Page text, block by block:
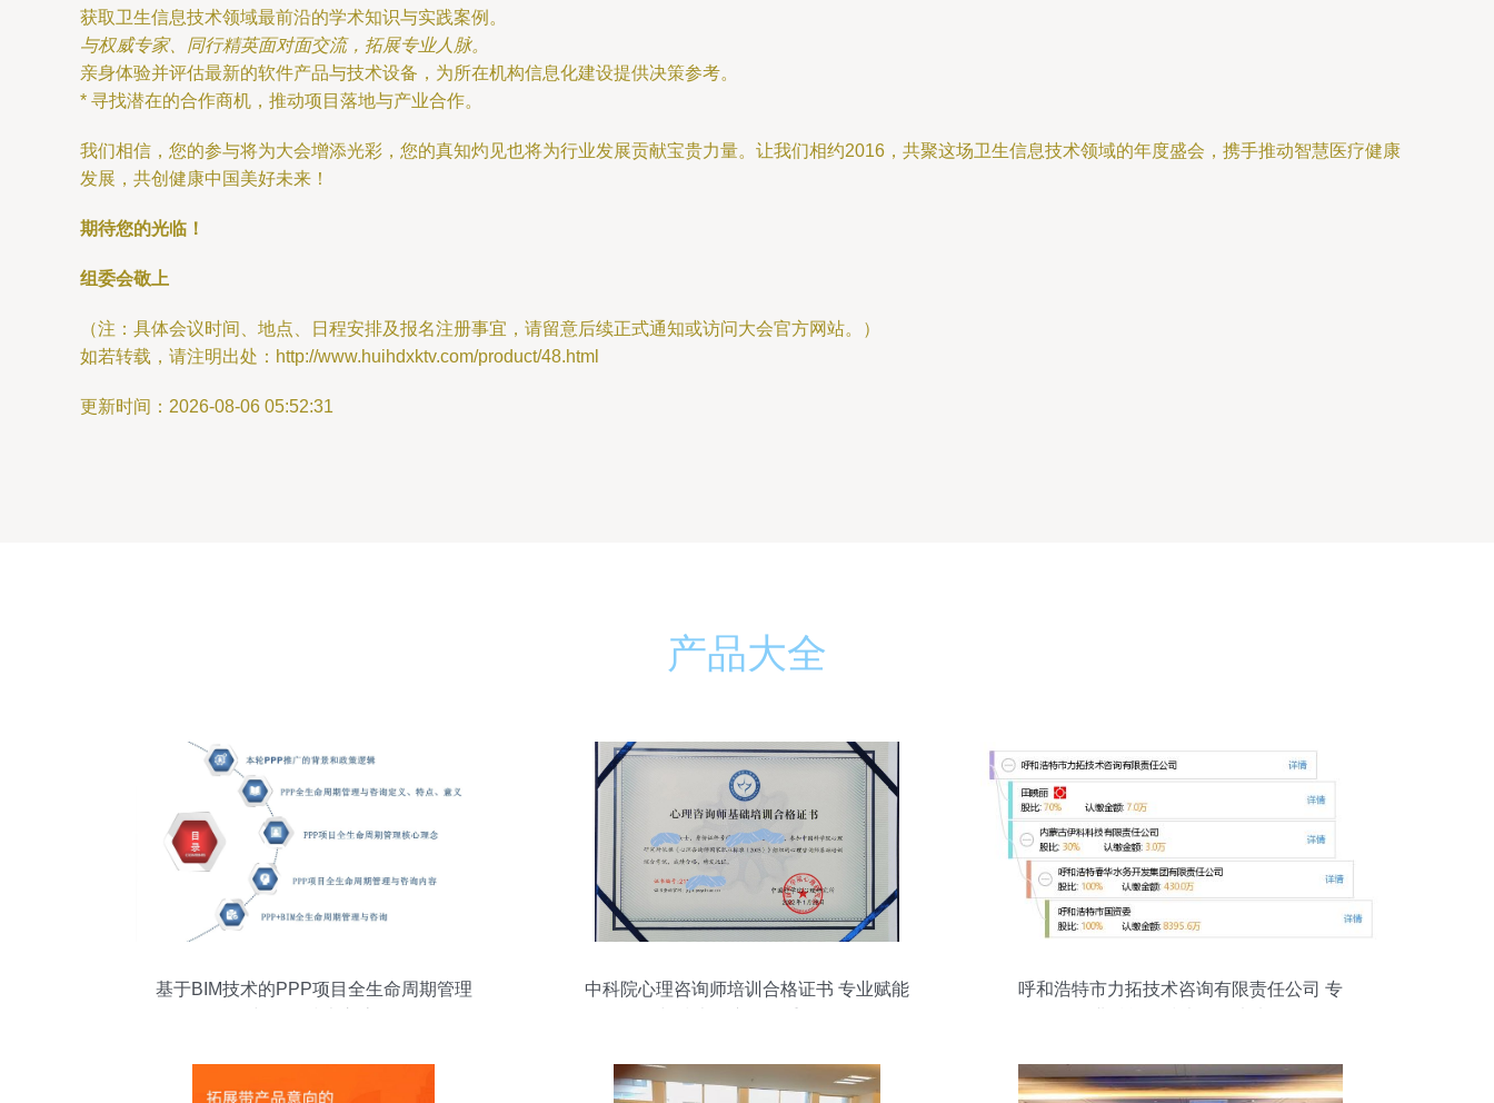
获取卫生信息技术领域最前沿的学术知识与实践案例。
与权威专家、同行精英面对面交流，拓展专业人脉。
亲身体验并评估最新的软件产品与技术设备，为所在机构信息化建设提供决策参考。
* 寻找潜在的合作商机，推动项目落地与产业合作。
我们相信，您的参与将为大会增添光彩，您的真知灼见也将为行业发展贡献宝贵力量。让我们相约2016，共聚这场卫生信息技术领域的年度盛会，携手推动智慧医疗健康
发展，共创健康中国美好未来！
期待您的光临！
组委会敬上
（注：具体会议时间、地点、日程安排及报名注册事宜，请留意后续正式通知或访问大会官方网站。）
如若转载，请注明出处：http://www.huihdxktv.com/product/48.html
更新时间：2026-08-06 05:52:31
产品大全
基于BIM技术的PPP项目全生命周期管理
中科院心理咨询师培训合格证书 专业赋能
呼和浩特市力拓技术咨询有限责任公司 专